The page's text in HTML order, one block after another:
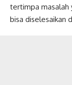
tertimpa masalah
bisa diselesaikan